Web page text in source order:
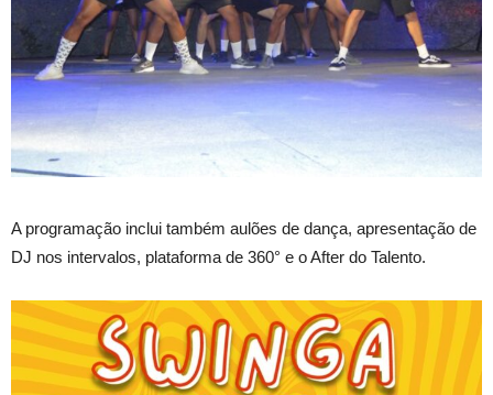
A programação inclui também aulões de dança, apresentação de
DJ nos intervalos, plataforma de 360° e o After do Talento.